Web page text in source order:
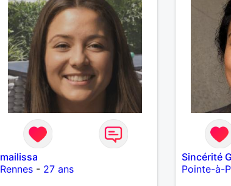
mailissa
Rennes- 27 ans
Sincérité
Pointe-à-